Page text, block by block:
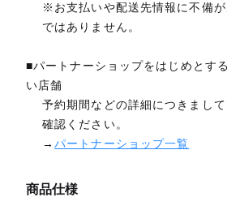
※お支払いや配送先情報に不備
ではありません。
■パートナーショップをはじめとす
い店舗
予約期間などの詳細につきまし
確認ください。
→パートナーショップ一覧
商品仕様